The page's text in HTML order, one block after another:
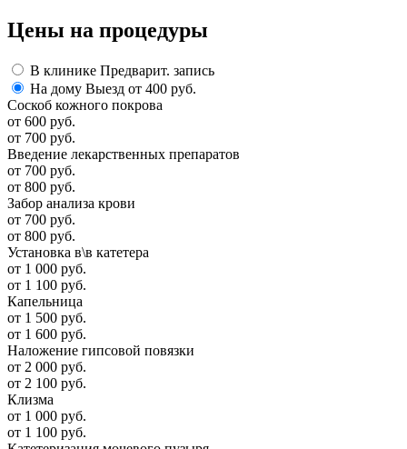
Цены на процедуры
В клинике Предварит. запись
На дому Выезд от 400 руб.
Соскоб кожного покрова
от 600 руб.
от 700 руб.
Введение лекарственных препаратов
от 700 руб.
от 800 руб.
Забор анализа крови
от 700 руб.
от 800 руб.
Установка в\в катетера
от 1 000 руб.
от 1 100 руб.
Капельница
от 1 500 руб.
от 1 600 руб.
Наложение гипсовой повязки
от 2 000 руб.
от 2 100 руб.
Клизма
от 1 000 руб.
от 1 100 руб.